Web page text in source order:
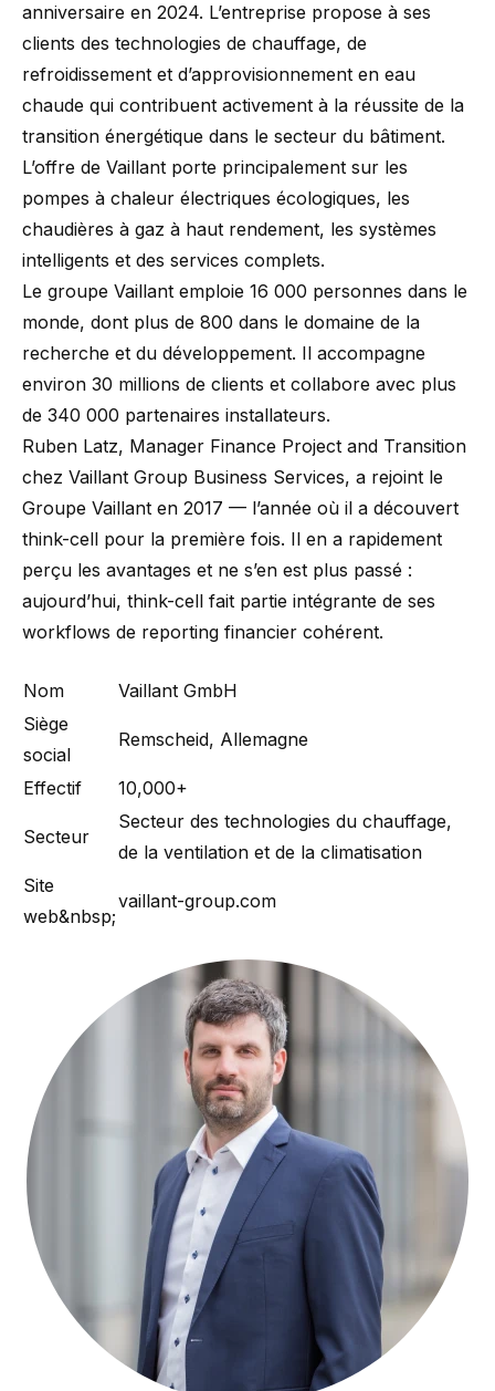
anniversaire en 2024. L’entreprise propose à ses
clients des technologies de chauffage, de
refroidissement et d’approvisionnement en eau
chaude qui contribuent activement à la réussite de la
transition énergétique dans le secteur du bâtiment.
L’offre de Vaillant porte principalement sur les
pompes à chaleur électriques écologiques, les
chaudières à gaz à haut rendement, les systèmes
intelligents et des services complets.
Le groupe Vaillant emploie 16 000 personnes dans le
monde, dont plus de 800 dans le domaine de la
recherche et du développement. Il accompagne
environ 30 millions de clients et collabore avec plus
de 340 000 partenaires installateurs.
Ruben Latz, Manager Finance Project and Transition
chez Vaillant Group Business Services, a rejoint le
Groupe Vaillant en 2017 — l’année où il a découvert
think-cell pour la première fois. Il en a rapidement
perçu les avantages et ne s’en est plus passé :
aujourd’hui, think-cell fait partie intégrante de ses
workflows de reporting financier cohérent.
Nom
Vaillant GmbH
Siège
social
Remscheid, Allemagne
Effectif 10,000+
Secteur
Secteur des technologies du chauffage,
de la ventilation et de la climatisation
Site
web&nbsp;
vaillant-group.com